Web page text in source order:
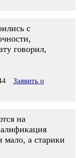
с
говорил,
Заявить о
на
мало, а старики